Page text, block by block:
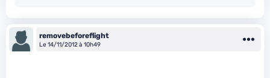
removebeforeflight
Le 14/11/2012 à 10h49